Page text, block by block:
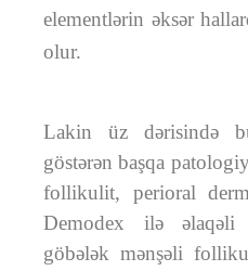
elementlərin əksər
olur.
Lakin üz dərisində
göstərən başqa
follikulit, perioral
Demodex ilə əlaqəli
göbələk mənşəli